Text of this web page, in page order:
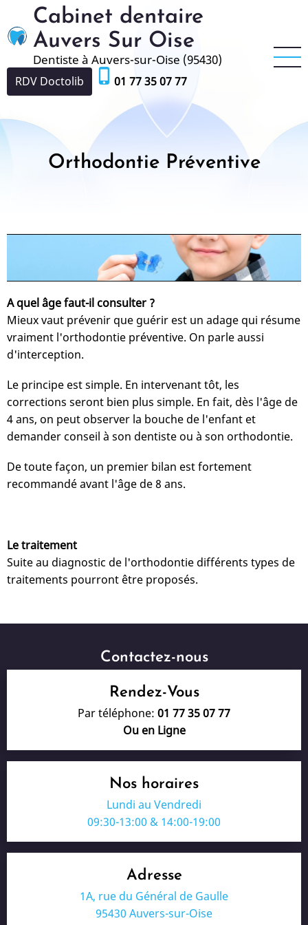
au
contenu
principal
Cabinet dentaire
Auvers Sur Oise
Dentiste à Auvers-sur-Oise (95430)
RDV Doctolib phone_iphone 01 77 35 07 77
Orthodontie Préventive
A quel âge faut-il consulter ?
Mieux vaut prévenir que guérir est un adage qui résume
vraiment l'orthodontie préventive. On parle aussi
d'interception.
Le principe est simple. En intervenant tôt, les
corrections seront bien plus simple. En fait, dès l'âge de
4 ans, on peut observer la bouche de l'enfant et
demander conseil à son dentiste ou à son orthodontie.
De toute façon, un premier bilan est fortement
recommandé avant l'âge de 8 ans.
Le traitement
Suite au diagnostic de l'orthodontie différents types de
traitements pourront être proposés.
Contactez-nous
Rendez-Vous
Par téléphone: 01 77 35 07 77
Ou en Ligne
Nos horaires
Lundi au Vendredi
09:30-13:00 & 14:00-19:00
Adresse
1A, rue du Général de Gaulle
95430 Auvers-sur-Oise